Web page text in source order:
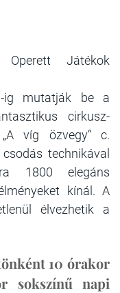
Játékok
ig mutatják be a
cirkusz-
víg özvegy“ c.
technikával
1800 elegáns
kínál. A
élvezhetik a
10 órakor
sokszínű napi